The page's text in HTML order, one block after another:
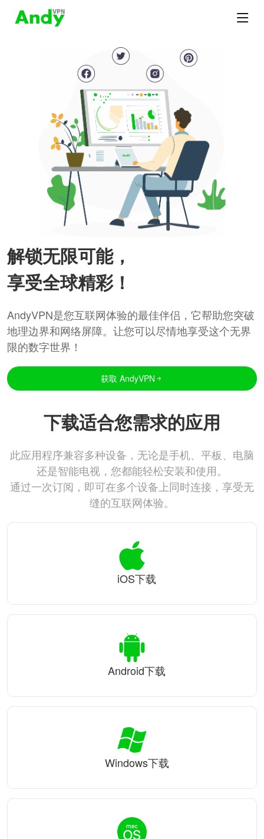
解锁无限可能，
享受全球精彩！
AndyVPN是您互联网体验的最佳伴侣，它帮助您突破
地理边界和网络屏障。让您可以尽情地享受这个无界
限的数字世界！
获取 AndyVPN
下载适合您需求的应用
此应用程序兼容多种设备，无论是手机、平板、电脑
还是智能电视，您都能轻松安装和使用。
通过一次订阅，即可在多个设备上同时连接，享受无
缝的互联网体验。
iOS下载
Android下载
Windows下载